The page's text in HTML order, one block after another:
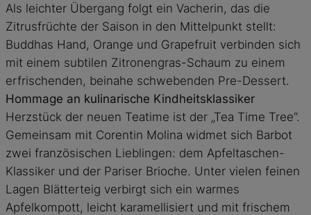
Als leichter Übergang folgt ein Vacherin, das die
Zitrusfrüchte der Saison in den Mittelpunkt stellt:
Buddhas Hand, Orange und Grapefruit verbinden sich
mit einem subtilen Zitronengras-Schaum zu einem
erfrischenden, beinahe schwebenden Pre-Dessert.
Hommage an kulinarische Kindheitsklassiker
Herzstück der neuen Teatime ist der „Tea Time Tree“.
Gemeinsam mit Corentin Molina widmet sich Barbot
zwei französischen Lieblingen: dem Apfeltaschen-
Klassiker und der Pariser Brioche. Unter vielen feinen
Lagen Blätterteig verbirgt sich ein warmes
Apfelkompott, leicht karamellisiert und mit frischem